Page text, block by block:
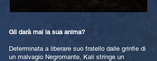
Gli darà mai la sua anima?
Determinata a liberare suo fratello dalle grinfie di
un malvagio Negromante, Kali stringe un